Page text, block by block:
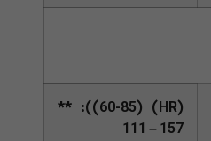
(HR) (60-85)): **
111 – 157